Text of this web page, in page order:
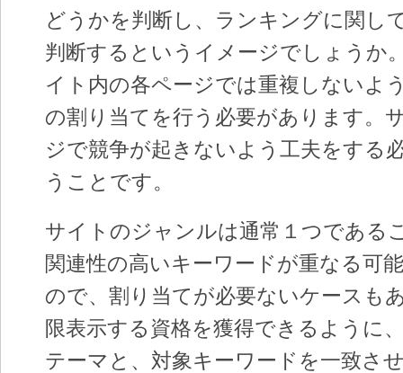
どうかを判断し、ランキングに関し
判断するというイメージでしょうか
イト内の各ページでは重複しないよ
の割り当てを行う必要があります。
ジで競争が起きないよう工夫をする
うことです。
サイトのジャンルは通常１つである
関連性の高いキーワードが重なる可
ので、割り当てが必要ないケースも
限表示する資格を獲得できるように
テーマと、対象キーワードを一致さ